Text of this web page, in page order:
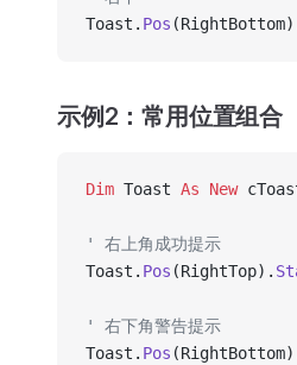
Toast. Pos
示例2：常用位置组合
Dim Toast As New
' 右上角成功提示
Toast. Pos (RightTop).
' 右下角警告提示
Toast. Pos